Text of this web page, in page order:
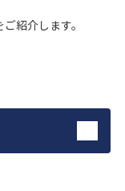
紹介します。